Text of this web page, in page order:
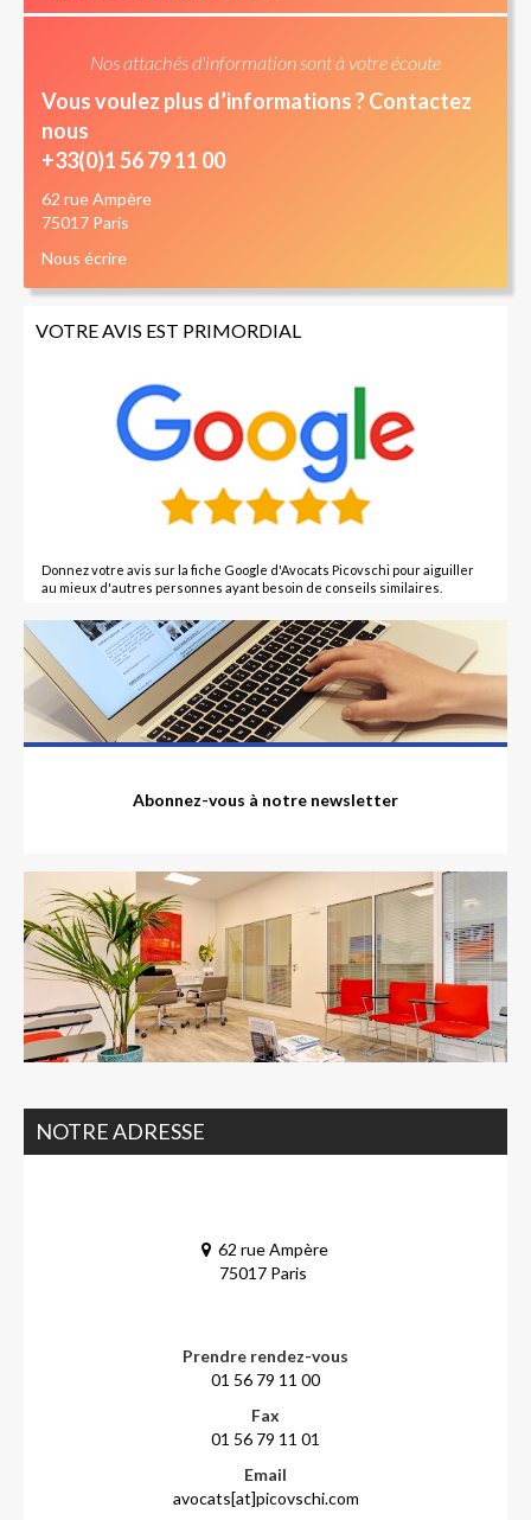
Nos attachés d'information sont à votre écoute
Vous voulez plus d’informations ? Contactez
nous
+33(0)1 56 79 11 00
62 rue Ampère
75017 Paris
Nous écrire
VOTRE AVIS EST PRIMORDIAL
Donnez votre avis sur la fiche Google d'Avocats Picovschi pour aiguiller
au mieux d'autres personnes ayant besoin de conseils similaires.
Abonnez-vous à notre newsletter
NOTRE ADRESSE
62 rue Ampère
75017 Paris
Prendre rendez-vous
01 56 79 11 00
Fax
01 56 79 11 01
Email
avocats[at]picovschi.com